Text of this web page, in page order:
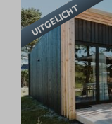
UITGELICHT